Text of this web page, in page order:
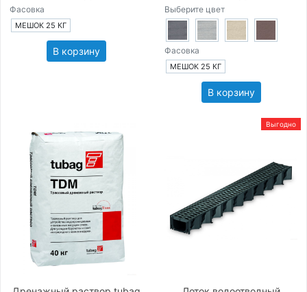
Фасовка
МЕШОК 25 КГ
В корзину
Выберите цвет
Фасовка
МЕШОК 25 КГ
В корзину
Выгодно